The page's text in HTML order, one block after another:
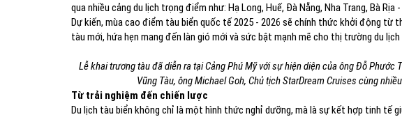
qua nhiều cảng du lịch trọng điểm như: Hạ Long, Huế, Đà Nẵng, Nha Trang, Bà Rịa
Dự kiến, mùa cao điểm tàu biển quốc tế 2025 - 2026 sẽ chính thức khởi động từ
tàu mới, hứa hẹn mang đến làn gió mới và sức bật mạnh mẽ cho thị trường du
Lễ khai trương tàu đã diễn ra tại Cảng Phú Mỹ với sự hiện diện của ông Đỗ Phước
Vũng Tàu, ông Michael Goh, Chủ tịch StarDream Cruises cùng
Từ trải nghiệm đến chiến lược
Du lịch tàu biển không chỉ là một hình thức nghỉ dưỡng, mà là sự kết hợp tinh tế